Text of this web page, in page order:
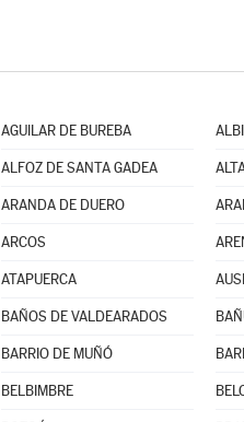
AGUILAR DE BUREBA
ALFOZ DE SANTA GADEA
ARANDA DE DUERO
ARCOS
ATAPUERCA
BAÑOS DE VALDEARADOS
BARRIO DE MUÑÓ
BELBIMBRE